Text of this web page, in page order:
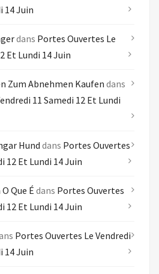
14 Juin
dans Portes Ouvertes Le
Et Lundi 14 Juin
Zum Abnehmen Kaufen dans
11 Samedi 12 Et Lundi
Hund dans Portes Ouvertes
12 Et Lundi 14 Juin
Que É dans Portes Ouvertes
12 Et Lundi 14 Juin
Portes Ouvertes Le Vendredi
14 Juin